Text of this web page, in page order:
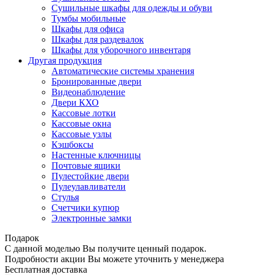
Сушильные шкафы для одежды и обуви
Тумбы мобильные
Шкафы для офиса
Шкафы для раздевалок
Шкафы для уборочного инвентаря
Другая продукция
Автоматические системы хранения
Бронированные двери
Видеонаблюдение
Двери КХО
Кассовые лотки
Кассовые окна
Кассовые узлы
Кэшбоксы
Настенные ключницы
Почтовые ящики
Пулестойкие двери
Пулеулавливатели
Стулья
Счетчики купюр
Электронные замки
Подарок
С данной моделью Вы получите ценный подарок.
Подробности акции Вы можете уточнить у менеджера
Бесплатная доставка